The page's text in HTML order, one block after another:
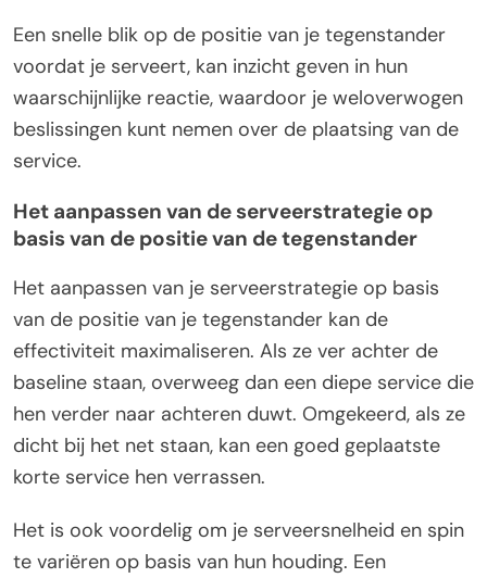
Een snelle blik op de positie van je tegenstander
voordat je serveert, kan inzicht geven in hun
waarschijnlijke reactie, waardoor je weloverwogen
beslissingen kunt nemen over de plaatsing van de
service.
Het aanpassen van de serveerstrategie op
basis van de positie van de tegenstander
Het aanpassen van je serveerstrategie op basis
van de positie van je tegenstander kan de
effectiviteit maximaliseren. Als ze ver achter de
baseline staan, overweeg dan een diepe service die
hen verder naar achteren duwt. Omgekeerd, als ze
dicht bij het net staan, kan een goed geplaatste
korte service hen verrassen.
Het is ook voordelig om je serveersnelheid en spin
te variëren op basis van hun houding. Een